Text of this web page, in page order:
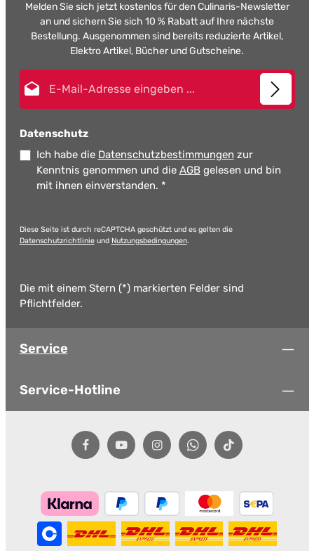
Melden Sie sich jetzt kostenlos für den Culinaris-Newsletter
an und sichern Sie sich 10 % Rabatt auf Ihre nächste
Bestellung. Ausgenommen sind bereits reduzierte Artikel,
Elektro Artikel, Bücher und Gutscheine.
Datenschutz
Ich habe die Datenschutzbestimmungen zur
Kenntnis genommen und die AGB gelesen und bin
mit ihnen einverstanden. *
Diese Seite ist durch reCAPTCHA geschützt und es gelten die
Datenschutzrichtlinieund Nutzungsbedingungen.
Die mit einem Stern (*) markierten Felder sind
Pflichtfelder.
Service
Service-Hotline